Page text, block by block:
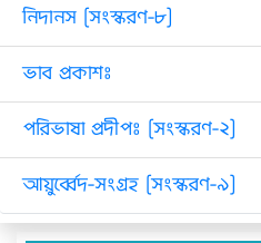
নিদানস [সংস্করণ-৮]
ভাব প্রকাশঃ
পরিভাষা প্রদীপঃ [সংস্করণ-২]
আয়ুর্ব্বেদ-সংগ্রহ [সংস্করণ-৯]